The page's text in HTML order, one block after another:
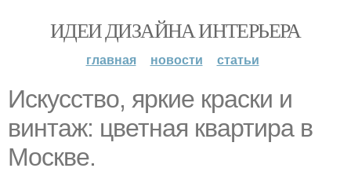
ИДЕИ ДИЗАЙНА ИНТЕРЬЕРА
главная новости статьи
Искусство, яркие краски и
винтаж: цветная квартира в
Москве.